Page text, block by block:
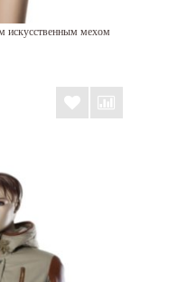
искусственным мехом